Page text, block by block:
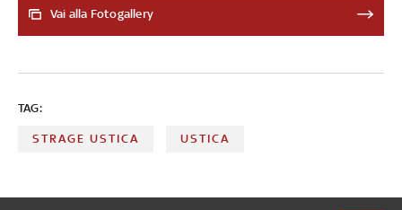
bordo: 77 passeggeri, tra cui 11 bambini, e i 4 membri
chiarite le cause della strage
Vai alla Fotogallery
TAG:
STRAGE USTICA USTICA